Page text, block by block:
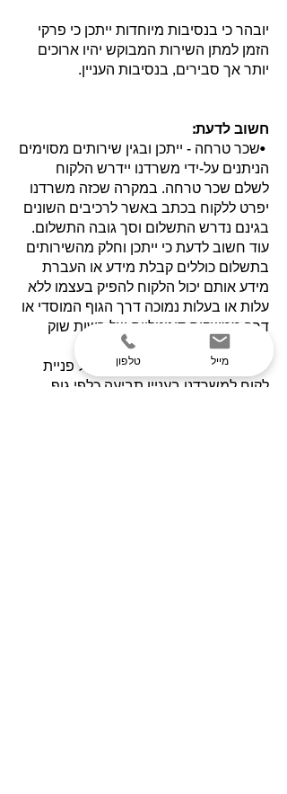
יובהר כי בנסיבות מיוחדות ייתכן כי פרקי
הזמן למתן השירות המבוקש יהיו ארוכים
יותר אך סבירים, בנסיבות העניין.
חשוב לדעת:
•שכר טרחה - ייתכן ובגין שירותים מסוימים
הניתנים על-ידי משרדנו יידרש הלקוח
לשלם שכר טרחה. במקרה שכזה משרדנו
יפרט ללקוח בכתב באשר לרכיבים השונים
בגינם נדרש התשלום וסך גובה התשלום.
עוד חשוב לדעת כי ייתכן וחלק מהשירותים
בתשלום כוללים קבלת מידע או העברת
מידע אותם יכול הלקוח להפיק בעצמו ללא
עלות או בעלות נמוכה דרך הגוף המוסדי או
דרך ממשקים דיגיטליים של רשות שוק
ההון, ביטוח וחיסכון.
•הליך יישוב תביעה - במקרה של פניית
לקוח למשרדנו בעניין תביעה כלפי גוף
טלפון מייל